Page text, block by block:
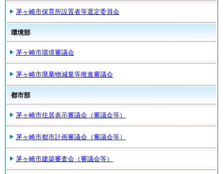
茅ヶ崎市保育所設置者等選定委員会
環境部
茅ヶ崎市環境審議会
茅ヶ崎市廃棄物減量等推進審議会
都市部
茅ヶ崎市住居表示審議会（審議会等）
茅ヶ崎市都市計画審議会（審議会等）
茅ヶ崎市建築審査会（審議会等）